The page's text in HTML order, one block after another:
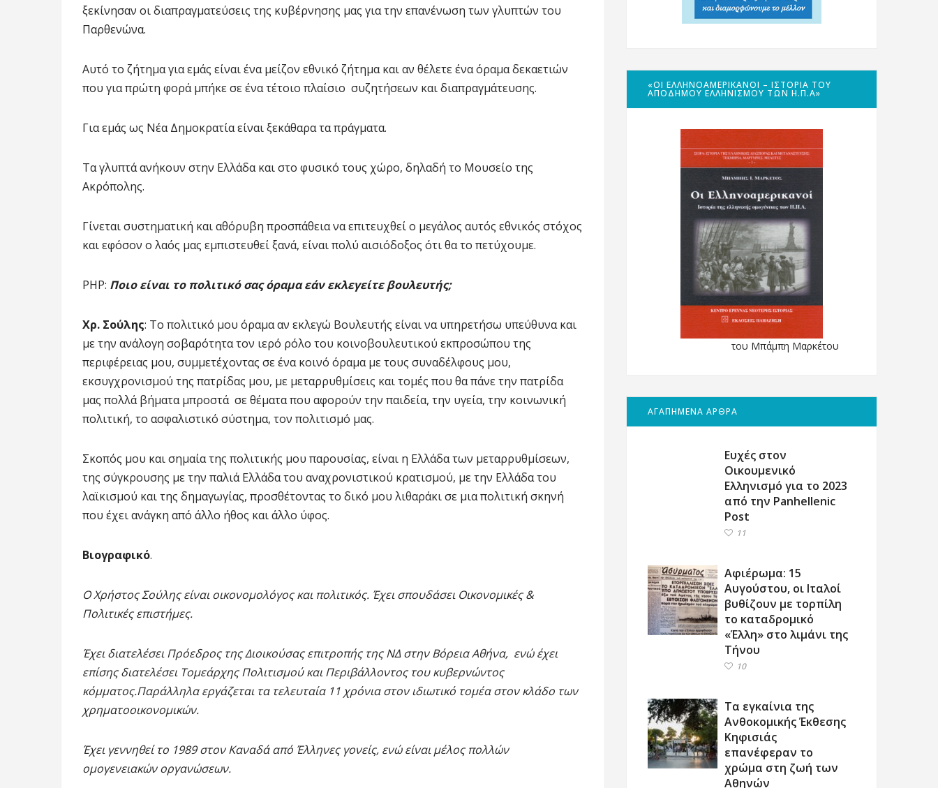
ξεκίνησαν οι διαπραγματεύσεις της κυβέρνησης μας για την επανένωση των γλυπτών του
Παρθενώνα.
Αυτό το ζήτημα για εμάς είναι ένα μείζον εθνικό ζήτημα και αν θέλετε ένα όραμα δεκαετιών
που για πρώτη φορά μπήκε σε ένα τέτοιο πλαίσιο συζητήσεων και διαπραγμάτευσης.
Για εμάς ως Νέα Δημοκρατία είναι ξεκάθαρα τα πράγματα.
Τα γλυπτά ανήκουν στην Ελλάδα και στο φυσικό τους χώρο, δηλαδή το Μουσείο της
Ακρόπολης.
Γίνεται συστηματική και αθόρυβη προσπάθεια να επιτευχθεί ο μεγάλος αυτός εθνικός στόχος
και εφόσον ο λαός μας εμπιστευθεί ξανά, είναι πολύ αισιόδοξος ότι θα το πετύχουμε.
ΡΗΡ: Ποιο είναι το πολιτικό σας όραμα εάν εκλεγείτε βουλευτής;
Χρ. Σούλης: Το πολιτικό μου όραμα αν εκλεγώ Βουλευτής είναι να υπηρετήσω υπεύθυνα και
με την ανάλογη σοβαρότητα τον ιερό ρόλο του κοινοβουλευτικού εκπροσώπου της
περιφέρειας μου, συμμετέχοντας σε ένα κοινό όραμα με τους συναδέλφους μου,
εκσυγχρονισμού της πατρίδας μου, με μεταρρυθμίσεις και τομές που θα πάνε την πατρίδα
μας πολλά βήματα μπροστά σε θέματα που αφορούν την παιδεία, την υγεία, την κοινωνική
πολιτική, το ασφαλιστικό σύστημα, τον πολιτισμό μας.
Σκοπός μου και σημαία της πολιτικής μου παρουσίας, είναι η Ελλάδα των μεταρρυθμίσεων,
της σύγκρουσης με την παλιά Ελλάδα του αναχρονιστικού κρατισμού, με την Ελλάδα του
λαϊκισμού και της δημαγωγίας, προσθέτοντας το δικό μου λιθαράκι σε μια πολιτική σκηνή
που έχει ανάγκη από άλλο ήθος και άλλο ύφος.
Βιογραφικό.
Ο Χρήστος Σούλης είναι οικονομολόγος και πολιτικός. Έχει σπουδάσει Οικονομικές &
Πολιτικές επιστήμες.
Έχει διατελέσει Πρόεδρος της Διοικούσας επιτροπής της ΝΔ στην Βόρεια Αθήνα, ενώ έχει
επίσης διατελέσει Τομεάρχης Πολιτισμού και Περιβάλλοντος του κυβερνώντος
κόμματος.Παράλληλα εργάζεται τα τελευταία 11 χρόνια στον ιδιωτικό τομέα στον κλάδο των
χρηματοοικονομικών.
Έχει γεννηθεί το 1989 στον Καναδά από Έλληνες γονείς, ενώ είναι μέλος πολλών
ομογενειακών οργανώσεων.
«ΟΙ ΕΛΛΗΝΟΑΜΕΡΙΚΑΝΟΊ – ΙΣΤΟΡΊΑ ΤΟΥ
ΑΠΌΔΗΜΟΥ ΕΛΛΗΝΙΣΜΟΎ ΤΩΝ Η.Π.Α»
του Μπάμπη Μαρκέτου
ΑΓΑΠΗΜΕΝΑ ΑΡΘΡΑ
Ευχές στον
Οικουμενικό
Ελληνισμό για το 2023
από την Panhellenic
Post
11
Αφιέρωμα: 15
Αυγούστου, οι Ιταλοί
βυθίζουν με τορπίλη
το καταδρομικό
«Έλλη» στο λιμάνι της
Τήνου
10
Τα εγκαίνια της
Ανθοκομικής Έκθεσης
Κηφισιάς
επανέφεραν το
χρώμα στη ζωή των
Αθηνών